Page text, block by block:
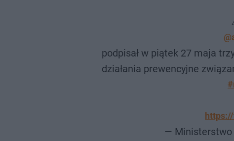
podpisał w piątek 27 maja
działania prewencyjne
— Ministerstwo